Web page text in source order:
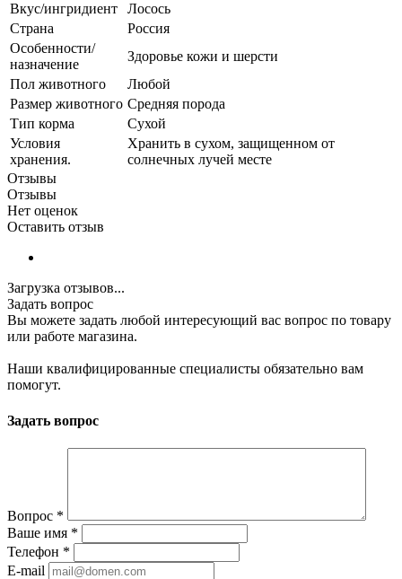
Вкус/ингридиент
Лосось
Страна
Россия
Особенности/
назначение
Здоровье кожи и шерсти
Пол животного
Любой
Размер животного Средняя порода
Тип корма
Сухой
Условия
хранения.
Хранить в сухом, защищенном от
солнечных лучей месте
Отзывы
Отзывы
Нет оценок
Оставить отзыв
Загрузка отзывов...
Задать вопрос
Вы можете задать любой интересующий вас вопрос по товару
или работе магазина.
Наши квалифицированные специалисты обязательно вам
помогут.
Задать вопрос
Вопрос *
Ваше имя *
Телефон *
E-mail